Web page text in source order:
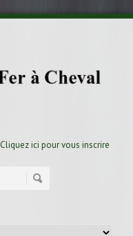
Cliquez ici pour vous inscrire